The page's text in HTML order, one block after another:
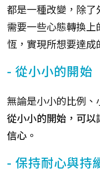
都是一種改變，除
需要一些心態轉換
恆，實現所想要達成
- 從小小的開始
無論是小小的比例、
從小小的開始，可
信心。
- 保持耐心與持